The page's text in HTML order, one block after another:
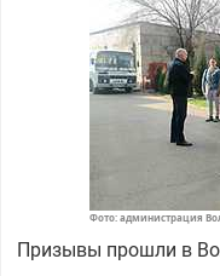
Фото: администрация
Призывы прошли в